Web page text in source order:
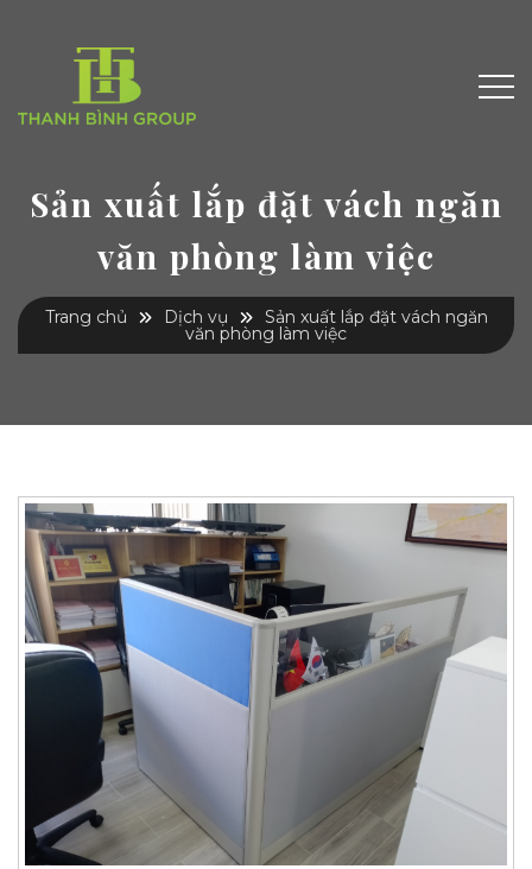
Sản xuất lắp đặt vách ngăn
văn phòng làm việc
Trang chủ Dịch vụ Sản xuất lắp đặt vách ngăn
văn phòng làm việc